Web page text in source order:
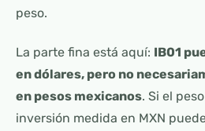
peso.
La parte fina está aquí: IB01
en dólares, pero no
en pesos mexicanos. Si el
inversión medida en MXN